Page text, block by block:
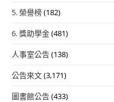
5. 榮譽榜(182)
6. 獎助學金(481)
人事室公告(138)
公告來文(3,171)
圖書館公告(433)